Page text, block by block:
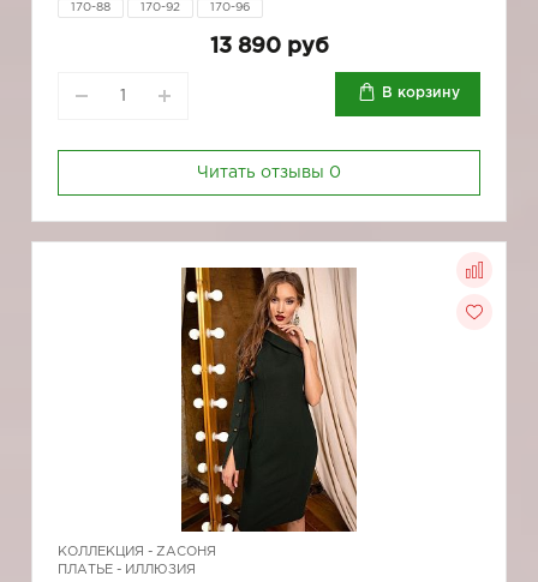
170-88 170-92 170-96
13 890 руб
В корзину
Читать отзывы 0
КОЛЛЕКЦИЯ - ZAСОНЯ
ПЛАТЬЕ - ИЛЛЮЗИЯ